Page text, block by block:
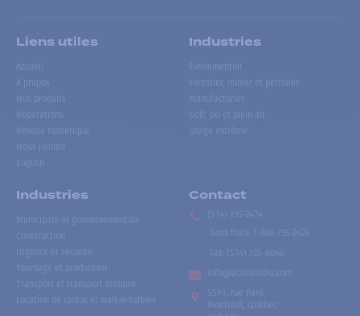
Liens utiles
Accueil
À propos
Nos produits
Réparations
Réseau numérique
Nous joindre
English
Industries
Événementiel
Forestier, minier et pétrolier
Manufacturier
Golf, ski et plein air
Usage extrême
Industries
Municipale et gouvernementale
Construction
Urgence et sécurité
Tournage et production
Transport et transport scolaire
Location de radios et walkie-talkies
Contact
(514) 735-2424
Sans frais
1-866-735-2424
Fax:
(514) 735-8046
info@accesradio.com
5591, rue Paré
Montréal, Québec